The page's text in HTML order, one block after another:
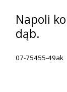
Napoli
dąb.
07-75455-49ak